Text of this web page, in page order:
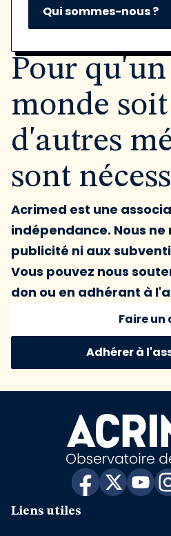
Qui sommes-nous ?
Pour
monde
d'autres
sont
Acrimed est une
indépendance. Nous ne
publicité ni aux
Vous pouvez nous
don ou en adhérant à
Faire un
Adhérer à
Liens utiles